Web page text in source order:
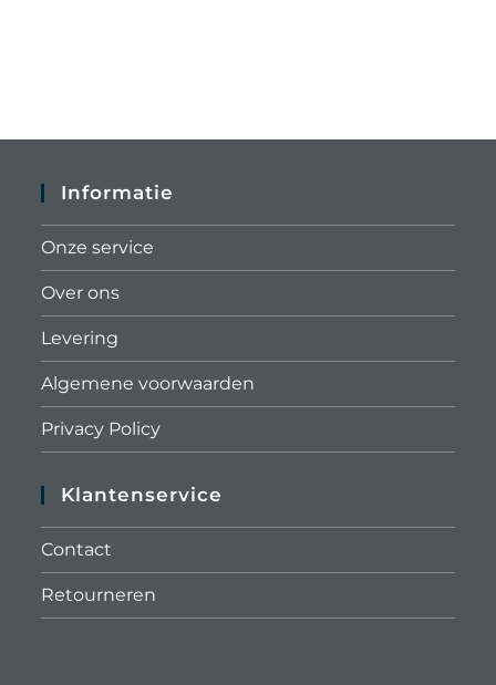
Informatie
Onze service
Over ons
Levering
Algemene voorwaarden
Privacy Policy
Klantenservice
Contact
Retourneren